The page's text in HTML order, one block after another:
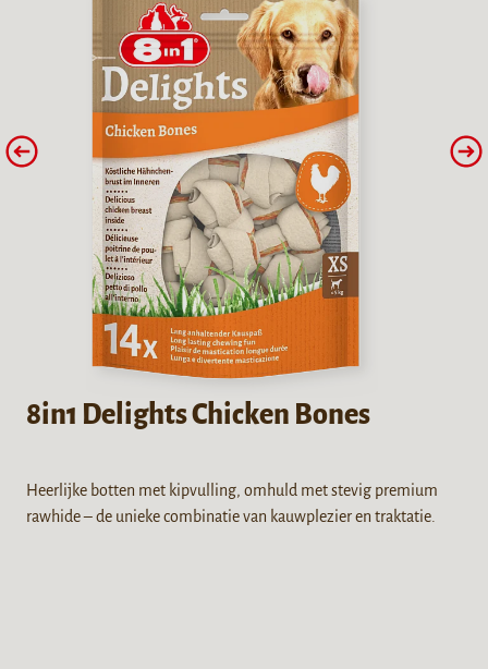
8in1 Delights Chicken Bones
Heerlijke botten met kipvulling, omhuld met stevig premium
rawhide – de unieke combinatie van kauwplezier en traktatie.